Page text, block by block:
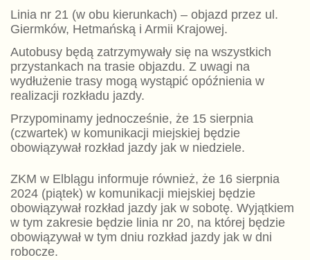
Linia nr 21 (w obu kierunkach) – objazd przez ul.
Giermków, Hetmańską i Armii Krajowej.
Autobusy będą zatrzymywały się na wszystkich
przystankach na trasie objazdu. Z uwagi na
wydłużenie trasy mogą wystąpić opóźnienia w
realizacji rozkładu jazdy.
Przypominamy jednocześnie, że 15 sierpnia
(czwartek) w komunikacji miejskiej będzie
obowiązywał rozkład jazdy jak w niedziele.
ZKM w Elblągu informuje również, że 16 sierpnia
2024 (piątek) w komunikacji miejskiej będzie
obowiązywał rozkład jazdy jak w sobotę. Wyjątkiem
w tym zakresie będzie linia nr 20, na której będzie
obowiązywał w tym dniu rozkład jazdy jak w dni
robocze.